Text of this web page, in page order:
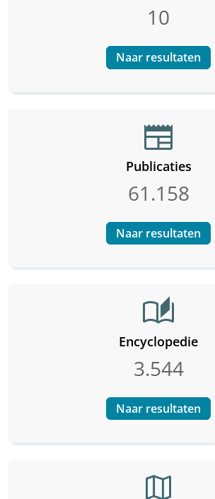
10
Naar resultaten
newspaper
Publicaties
61.158
Naar resultaten
auto_stories
Encyclopedie
3.544
Naar resultaten
map